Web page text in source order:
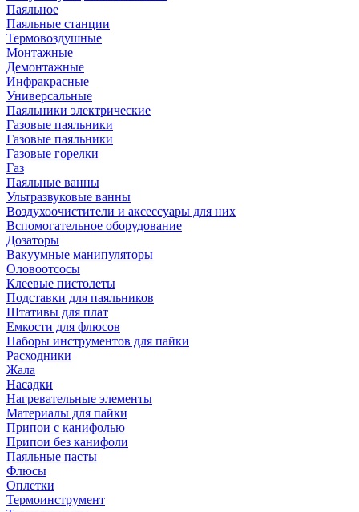
Паяльное
Паяльные станции
Термовоздушные
Монтажные
Демонтажные
Инфракрасные
Универсальные
Паяльники электрические
Газовые паяльники
Газовые паяльники
Газовые горелки
Газ
Паяльные ванны
Ультразвуковые ванны
Воздухоочистители и аксессуары для них
Вспомогательное оборудование
Дозаторы
Вакуумные манипуляторы
Оловоотсосы
Клеевые пистолеты
Подставки для паяльников
Штативы для плат
Емкости для флюсов
Наборы инструментов для пайки
Расходники
Жала
Насадки
Нагревательные элементы
Материалы для пайки
Припои с канифолью
Припои без канифоли
Паяльные пасты
Флюсы
Оплетки
Термоинструмент